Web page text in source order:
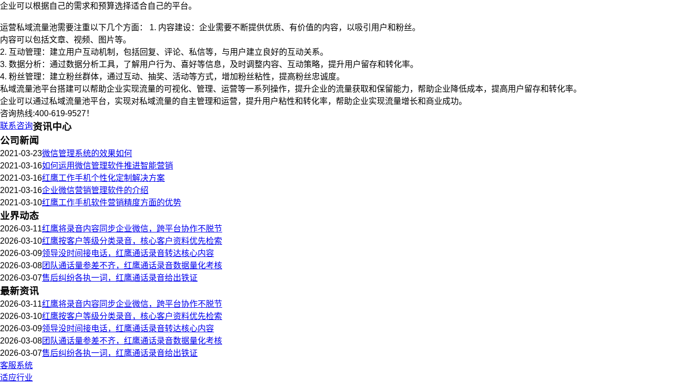
企业可以根据自己的需求和预算选择适合自己的平台。
运营私域流量池需要注重以下几个方面： 1. 内容建设：企业需要不断提供优质、有价值的内容，以吸引用户和粉丝。
内容可以包括文章、视频、图片等。
2. 互动管理：建立用户互动机制，包括回复、评论、私信等，与用户建立良好的互动关系。
3. 数据分析：通过数据分析工具，了解用户行为、喜好等信息，及时调整内容、互动策略，提升用户留存和转化率。
4. 粉丝管理：建立粉丝群体，通过互动、抽奖、活动等方式，增加粉丝粘性，提高粉丝忠诚度。
私域流量池平台搭建可以帮助企业实现流量的可视化、管理、运营等一系列操作，提升企业的流量获取和保留能力，帮助企业降低成本，提高用户留存和转化率。
企业可以通过私域流量池平台，实现对私域流量的自主管理和运营，提升用户粘性和转化率，帮助企业实现流量增长和商业成功。
咨询热线:400-619-9527！
联系咨询资讯中心
公司新闻
2021-03-23微信管理系统的效果如何
2021-03-16如何运用微信管理软件推进智能营销
2021-03-16红鹰工作手机个性化定制解决方案
2021-03-16企业微信营销管理软件的介绍
2021-03-10红鹰工作手机软件营销精度方面的优势
业界动态
2026-03-11红鹰将录音内容同步企业微信，跨平台协作不脱节
2026-03-10红鹰按客户等级分类录音，核心客户资料优先检索
2026-03-09领导没时间接电话，红鹰通话录音转达核心内容
2026-03-08团队通话量参差不齐，红鹰通话录音数据量化考核
2026-03-07售后纠纷各执一词，红鹰通话录音给出铁证
最新资讯
2026-03-11红鹰将录音内容同步企业微信，跨平台协作不脱节
2026-03-10红鹰按客户等级分类录音，核心客户资料优先检索
2026-03-09领导没时间接电话，红鹰通话录音转达核心内容
2026-03-08团队通话量参差不齐，红鹰通话录音数据量化考核
2026-03-07售后纠纷各执一词，红鹰通话录音给出铁证
客服系统
适应行业